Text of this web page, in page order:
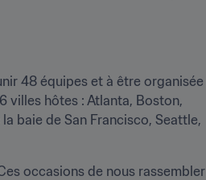
48 équipes et à être organisée
villes hôtes : Atlanta, Boston,
baie de San Francisco, Seattle,
occasions de nous rassembler